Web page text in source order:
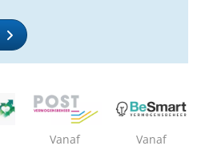
Vanaf
Vanaf